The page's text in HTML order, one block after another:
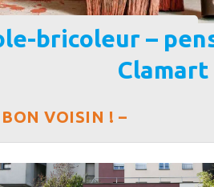
bricoleur –
Clamart
VOISIN ! –